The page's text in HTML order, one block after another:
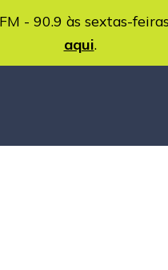
- 90.9 às sextas-
aqui.